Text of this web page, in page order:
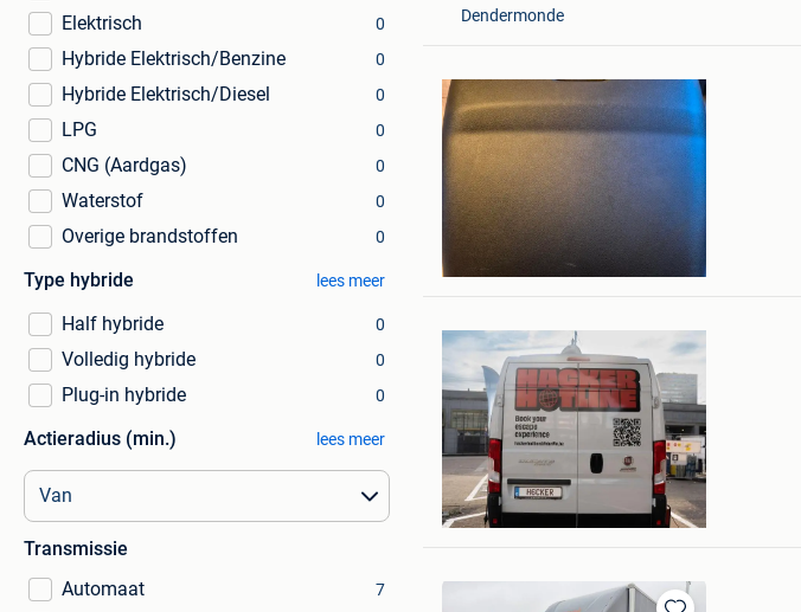
Elektrisch 0
Hybride Elektrisch/Benzine 0
Hybride Elektrisch/Diesel 0
LPG 0
CNG (Aardgas) 0
Waterstof 0
Overige brandstoffen 0
Type hybride lees meer
Half hybride 0
Volledig hybride 0
Plug-in hybride 0
Actieradius (min.) lees meer
Transmissie
Automaat
7
Dendermonde
Favorieten
Van de Plas Gunther
Kessel-Lo
Bewaren
Favorieten
Hurae
Brussel